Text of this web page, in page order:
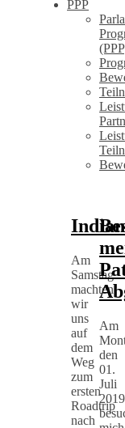
PPP
Am
Samstag
machten
wir
uns
auf
dem
Weg
zum
ersten
Roadtrip
nach
Am
den
01.
Juli
2019